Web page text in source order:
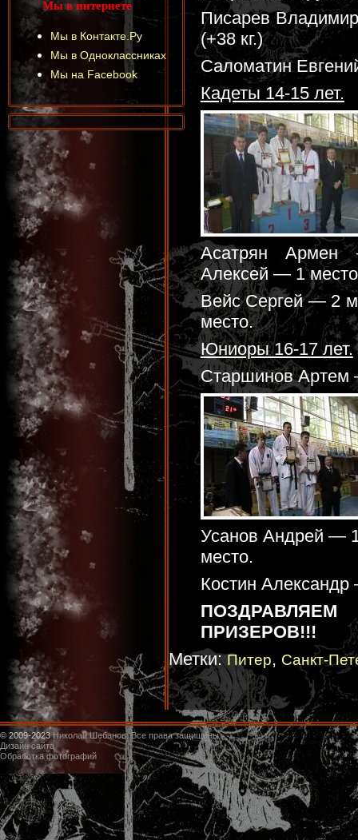
Писарев
(+38 кг.)
Саломатин
Кадеты 14-15 лет.
Асатрян
Алексей — 1
Вейс Сергей — 2
место.
Юниоры 16-17 лет.
Старшинов Артем
Усанов Андрей —
место.
Костин
ПРИЗЕРОВ!!!
Метки:Питер, Санкт-
Мы в интернете
Мы в Контакте.Ру
Мы в Одноклассниках
Мы на Facebook
© 2009-2023Николай Шебанов. Все права защищены
Дизайн сайта
Обработка фотографий